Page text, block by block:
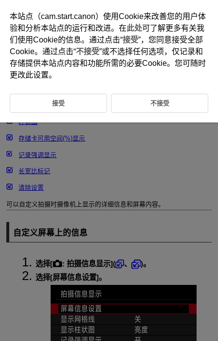
D292-084
拍摄信息显示
柱状图
存储卡可用空间(%)显示
记录强调显示
长宽比标记
清除设置
可以自定义拍摄时摄像机上显示的详细信息和屏幕内容。
自定义屏幕上的信息
选择[ : 拍摄信息显示]( 、
)。
选择[屏幕信息设置]。
本站点（cam.start.canon）使用Cookie来改善您的用户体
验和分析本站点的运行和改进。在此处可了解更多有关我
们使用Cookie的信息。通过点击“接受”，您同意接受全部
Cookie。通过点击“不接受”或不选择任何选项，仅记录和
存储提供本站点内容和功能所需的必要Cookie。您可随时
更改此设置。
接受 不接受